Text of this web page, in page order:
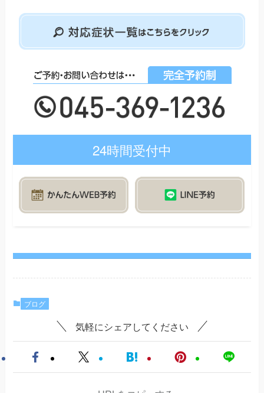
24時間受付中
ブログ
気軽にシェアしてください